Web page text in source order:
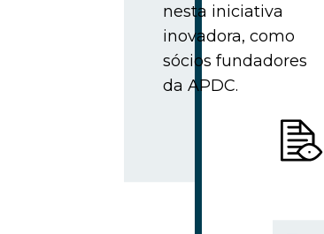
nesta iniciativa
inovadora, como
sócios fundadores
da APDC.